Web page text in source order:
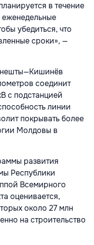
в течение
убедиться, что
сроки», —
соединит
с подстанцией
линии
покрывать более
Молдовы в
развития
Республики
Всемирного
оценивается,
около 27 млн
на строительство